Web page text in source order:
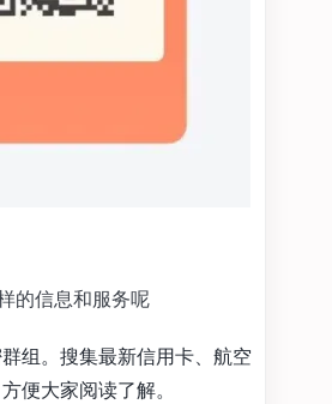
的信息和服务呢
组。搜集最新信用卡、航空
便大家阅读了解。